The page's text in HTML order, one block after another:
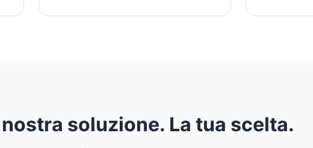
soluzione. La tua scelta.